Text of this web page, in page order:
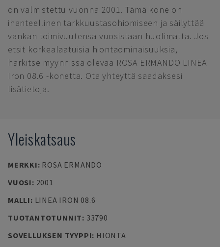
on valmistettu vuonna 2001. Tämä kone on
ihanteellinen tarkkuustasohiomiseen ja säilyttää
vankan toimivuutensa vuosistaan huolimatta. Jos
etsit korkealaatuisia hiontaominaisuuksia,
harkitse myynnissä olevaa ROSA ERMANDO LINEA
Iron 08.6 -konetta. Ota yhteyttä saadaksesi
lisätietoja.
Yleiskatsaus
MERKKI: ROSA ERMANDO
VUOSI: 2001
MALLI: LINEA IRON 08.6
TUOTANTOTUNNIT: 33790
SOVELLUKSEN TYYPPI: HIONTA